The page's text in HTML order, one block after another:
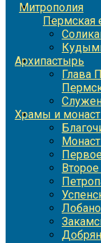
Митрополия
Пермская
Архипастырь
Глава
Храмы и